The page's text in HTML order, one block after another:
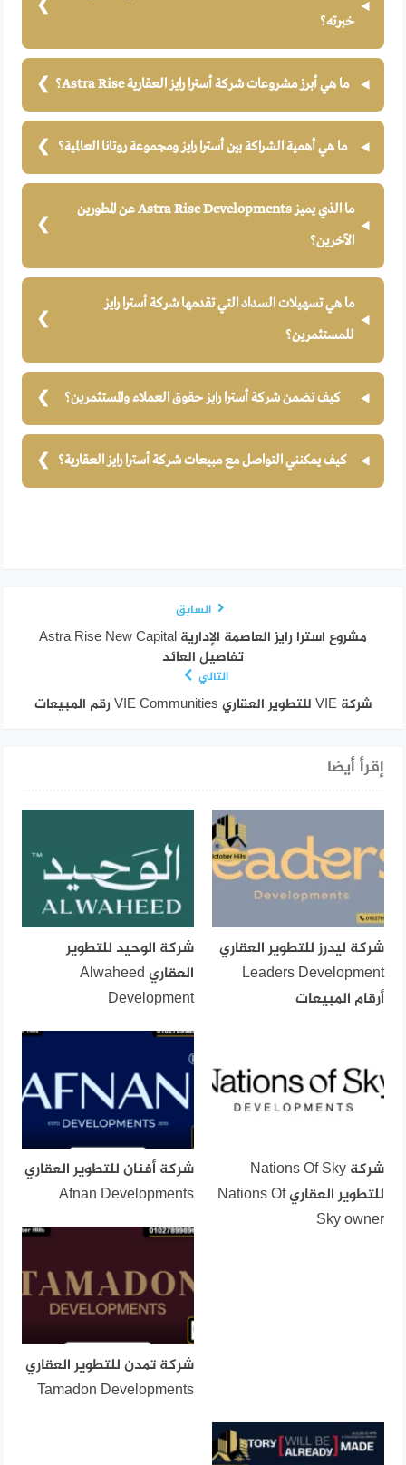
خبرته؟
ما هي أبرز مشروعات شركة أسترا رايز العقارية Astra Rise؟
ما هي أهمية الشراكة بين أسترا رايز ومجموعة روتانا العالمية؟
ما الذي يميز Astra Rise Developments عن المطورين
الآخرين؟
ما هي تسهيلات السداد التي تقدمها شركة أسترا رايز
للمستثمرين؟
كيف تضمن شركة أسترا رايز حقوق العملاء والمستثمرين؟
كيف يمكنني التواصل مع مبيعات شركة أسترا رايز العقارية؟
السابق
مشروع استرا رايز العاصمة الإدارية Astra Rise New Capital
تفاصيل العائد
التالي
شركة VIE للتطوير العقاري VIE Communities رقم المبيعات
إقرأ أيضا
شركة ليدرز للتطوير العقاري
Leaders Development
أرقام المبيعات
شركة الوحيد للتطوير
العقاري Alwaheed
Development
شركة Nations Of Sky
للتطوير العقاري Nations Of
Sky owner
شركة أفنان للتطوير العقاري
Afnan Developments
شركة تمدن للتطوير العقاري
Tamadon Developments